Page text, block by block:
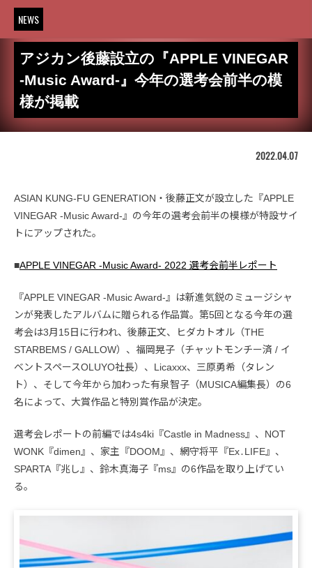
NEWS
アジカン後藤設立の『APPLE VINEGAR
-Music Award-』今年の選考会前半の模
様が掲載
2022.04.07
ASIAN KUNG-FU GENERATION・後藤正文が設立した『APPLE
VINEGAR -Music Award-』の今年の選考会前半の模様が特設サイ
トにアップされた。
■APPLE VINEGAR -Music Award- 2022 選考会前半レポート
『APPLE VINEGAR -Music Award-』は新進気鋭のミュージシャ
ンが発表したアルバムに贈られる作品賞。第5回となる今年の選
考会は3月15日に行われ、後藤正文、ヒダカトオル（THE
STARBEMS / GALLOW）、福岡晃子（チャットモンチー済 / イ
ベントスペースOLUYO社長）、Licaxxx、三原勇希（タレン
ト）、そして今年から加わった有泉智子（MUSICA編集長）の6
名によって、大賞作品と特別賞作品が決定。
選考会レポートの前編では4s4ki『Castle in Madness』、NOT
WONK『dimen』、家主『DOOM』、網守将平『Ex․LIFE』、
SPARTA『兆し』、鈴木真海子『ms』の6作品を取り上げてい
る。